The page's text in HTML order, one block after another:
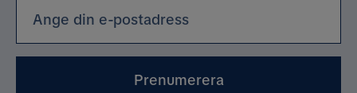
Prenumerera